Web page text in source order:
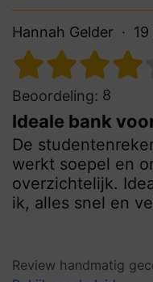
Hannah Gelder
Beoordeling: 8
Ideale bank
De
werkt soepel en
overzichtelijk.
ik, alles snel en
Review handmatig